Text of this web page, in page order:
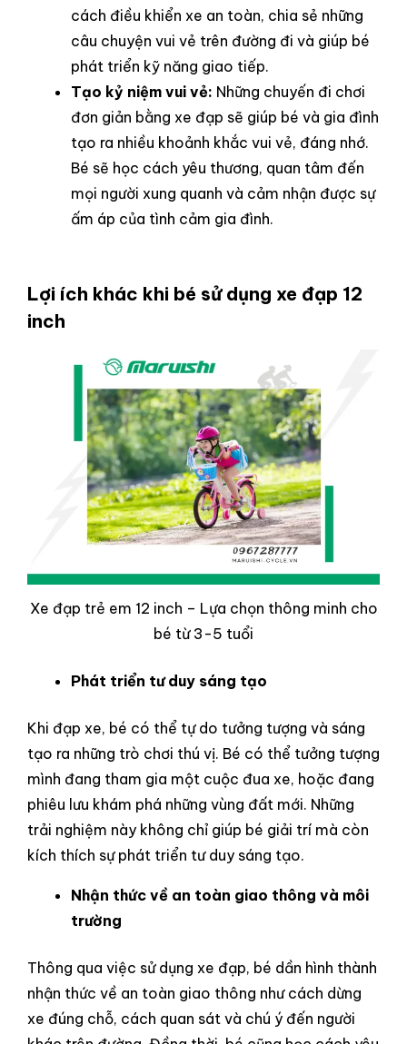
cách điều khiển xe an toàn, chia sẻ những
câu chuyện vui vẻ trên đường đi và giúp bé
phát triển kỹ năng giao tiếp.
Tạo kỷ niệm vui vẻ: Những chuyến đi chơi
đơn giản bằng xe đạp sẽ giúp bé và gia đình
tạo ra nhiều khoảnh khắc vui vẻ, đáng nhớ.
Bé sẽ học cách yêu thương, quan tâm đến
mọi người xung quanh và cảm nhận được sự
ấm áp của tình cảm gia đình.
Lợi ích khác khi bé sử dụng xe đạp 12
inch
Xe đạp trẻ em 12 inch – Lựa chọn thông minh cho
bé từ 3-5 tuổi
Phát triển tư duy sáng tạo
Khi đạp xe, bé có thể tự do tưởng tượng và sáng
tạo ra những trò chơi thú vị. Bé có thể tưởng tượng
mình đang tham gia một cuộc đua xe, hoặc đang
phiêu lưu khám phá những vùng đất mới. Những
trải nghiệm này không chỉ giúp bé giải trí mà còn
kích thích sự phát triển tư duy sáng tạo.
Nhận thức về an toàn giao thông và môi
trường
Thông qua việc sử dụng xe đạp, bé dần hình thành
nhận thức về an toàn giao thông như cách dừng
xe đúng chỗ, cách quan sát và chú ý đến người